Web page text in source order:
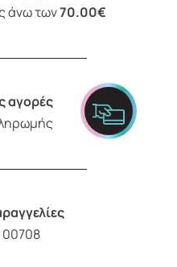
άνω των70.00€
αγορές
00708